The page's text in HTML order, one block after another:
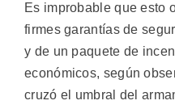
Es improbable que esto
firmes garantías de
y de un paquete de
económicos, según
cruzó el umbral del